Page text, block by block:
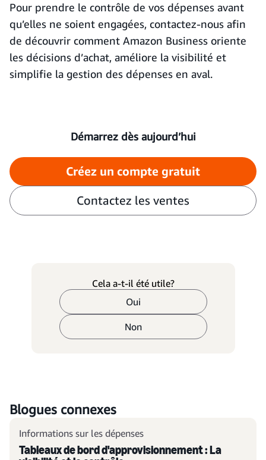
Pour prendre le contrôle de vos dépenses avant
qu’elles ne soient engagées, contactez-nous afin
de découvrir comment Amazon Business oriente
les décisions d’achat, améliore la visibilité et
simplifie la gestion des dépenses en aval.
Démarrez dès aujourd’hui
Créez un compte gratuit
Contactez les ventes
Cela a-t-il été utile?
Oui
Non
Blogues connexes
Informations sur les dépenses
Tableaux de bord d'approvisionnement : La